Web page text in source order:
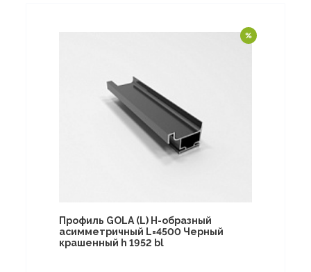
Профиль GOLA (L) Н-образный
асимметричный L=4500 Черный
крашенный h 1952 bl